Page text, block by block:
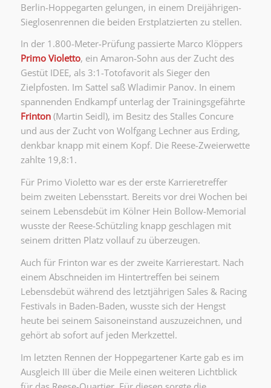
Berlin-Hoppegarten gelungen, in einem Dreijährigen-
Sieglosenrennen die beiden Erstplatzierten zu stellen.
In der 1.800-Meter-Prüfung passierte Marco Klöppers
Primo Violetto, ein Amaron-Sohn aus der Zucht des
Gestüt IDEE, als 3:1-Totofavorit als Sieger den
Zielpfosten. Im Sattel saß Wladimir Panov. In einem
spannenden Endkampf unterlag der Trainingsgefährte
Frinton(Martin Seidl), im Besitz des Stalles Concure
und aus der Zucht von Wolfgang Lechner aus Erding,
denkbar knapp mit einem Kopf. Die Reese-Zweierwette
zahlte 19,8:1.
Für Primo Violetto war es der erste Karrieretreffer
beim zweiten Lebensstart. Bereits vor drei Wochen bei
seinem Lebensdebüt im Kölner Hein Bollow-Memorial
wusste der Reese-Schützling knapp geschlagen mit
seinem dritten Platz vollauf zu überzeugen.
Auch für Frinton war es der zweite Karrierestart. Nach
einem Abschneiden im Hintertreffen bei seinem
Lebensdebüt während des letztjährigen Sales & Racing
Festivals in Baden-Baden, wusste sich der Hengst
heute bei seinem Saisoneinstand auszuzeichnen, und
gehört ab sofort auf jeden Merkzettel.
Im letzten Rennen der Hoppegartener Karte gab es im
Ausgleich III über die Meile einen weiteren Lichtblick